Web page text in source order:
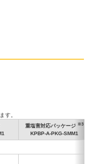
す。
重塩害対応パッケージ ※3
KPBP-A-PKG-SMM1